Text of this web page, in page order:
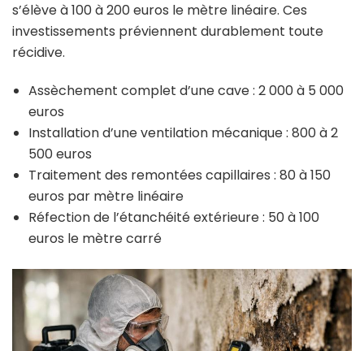
s’élève à 100 à 200 euros le mètre linéaire. Ces
investissements préviennent durablement toute
récidive.
Assèchement complet d’une cave : 2 000 à 5 000
euros
Installation d’une ventilation mécanique : 800 à 2
500 euros
Traitement des remontées capillaires : 80 à 150
euros par mètre linéaire
Réfection de l’étanchéité extérieure : 50 à 100
euros le mètre carré